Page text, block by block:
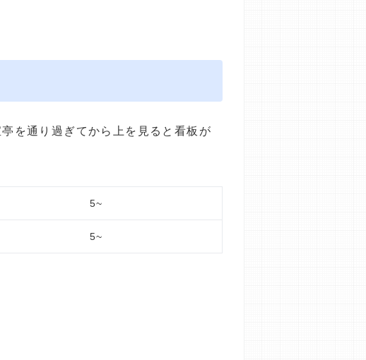
を通り過ぎてから上を見ると看板が
5~
5~